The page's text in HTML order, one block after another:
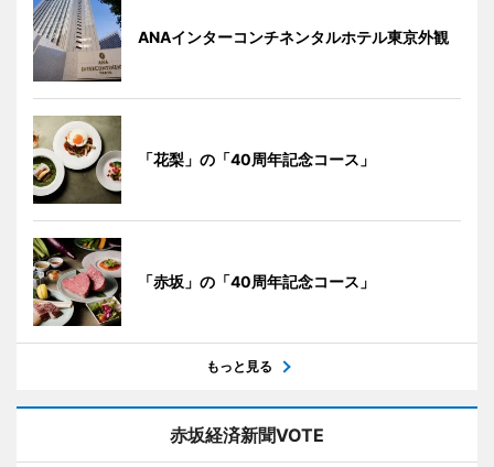
ANAインターコンチネンタルホテル東京外観
「花梨」の「40周年記念コース」
「赤坂」の「40周年記念コース」
もっと見る
赤坂経済新聞VOTE